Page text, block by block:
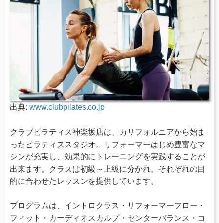
出典: www.clubpilates.co.jp
クラブピラティス神楽坂店は、カリフォルニアから始ま
ったピラティススタジオ。リフォーマーはじめ豊富なマ
シンが充実し、効果的にトレーニングを実践することが
出来ます。クラスは初級～上級に分かれ、それぞれの目
的に合わせたレッスンを提供しています。
プログラムは、イントロクラス・リフォーマーフロー・
フィット・カーディオスカルプ・センターバランス・コ